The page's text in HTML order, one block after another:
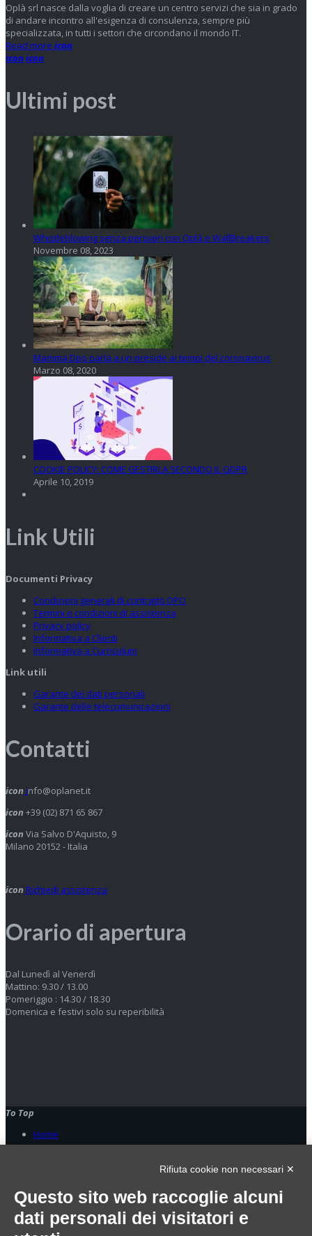
Oplà srl nasce dalla voglia di creare un centro servizi che sia in grado
di andare incontro all'esigenza di consulenza, sempre più
specializzata, in tutti i settori che circondano il mondo IT.
Read more icon
iconicon
Ultimi post
Whistleblowing senza pensieri con Oplà e WallBreakers
Novembre 08, 2023
Mamma Dpo parla a un preside ai tempi del coronavirus
Marzo 08, 2020
COOKIE POLICY: COME GESTIRLA SECONDO IL GDPR
Aprile 10, 2019
Link Utili
Documenti Privacy
Condizioni generali di contratto DPO
Termini e condizioni di assistenza
Privacy policy
Informativa a Clienti
Informativa a Curriculum
Link utili
Garante dei dati personali
Garante delle telecomunicazioni
Contatti
icon info@oplanet.it
icon +39 (02) 871 65 867
icon Via Salvo D'Aquisto, 9
Milano 20152 - Italia
icon Richiedi assistenza
Orario di apertura
Dal Lunedì al Venerdì
Mattino: 9.30 / 13.00
Pomeriggio : 14.30 / 18.30
Domenica e festivi solo su reperibilità
To Top
Home
Servizi
Gestionali
Sicurezza e reti
Centralini
Rifiuta cookie non necessari ✕
Questo sito web raccoglie alcuni
dati personali dei visitatori e